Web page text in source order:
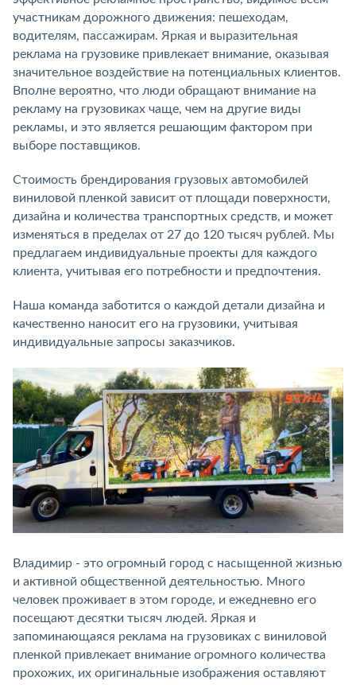
участникам дорожного движения: пешеходам,
водителям, пассажирам. Яркая и выразительная
реклама на грузовике привлекает внимание, оказывая
значительное воздействие на потенциальных клиентов.
Вполне вероятно, что люди обращают внимание на
рекламу на грузовиках чаще, чем на другие виды
рекламы, и это является решающим фактором при
выборе поставщиков.
Стоимость брендирования грузовых автомобилей
виниловой пленкой зависит от площади поверхности,
дизайна и количества транспортных средств, и может
изменяться в пределах от 27 до 120 тысяч рублей. Мы
предлагаем индивидуальные проекты для каждого
клиента, учитывая его потребности и предпочтения.
Наша команда заботится о каждой детали дизайна и
качественно наносит его на грузовики, учитывая
индивидуальные запросы заказчиков.
Владимир - это огромный город с насыщенной жизнью
и активной общественной деятельностью. Много
человек проживает в этом городе, и ежедневно его
посещают десятки тысяч людей. Яркая и
запоминающаяся реклама на грузовиках с виниловой
пленкой привлекает внимание огромного количества
прохожих, их оригинальные изображения оставляют